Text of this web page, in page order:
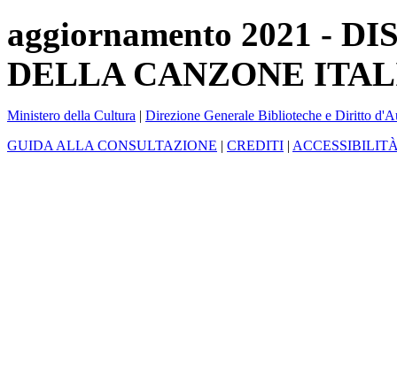
aggiornamento 2021 -
DELLA CANZONE
Ministero della Cultura | Direzione Generale Biblioteche e Diritto
GUIDA ALLA CONSULTAZIONE | CREDITI |